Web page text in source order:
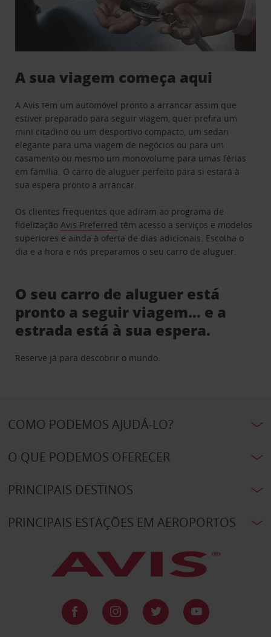
A sua viagem começa aqui
A Avis tem um automóvel pronto a arrancar assim que
estiver preparado para seguir viagem, quer prefira um
mini citadino ou um desportivo compacto, um sedan
elegante para uma viagem de negócios ou para um
casamento ou mesmo um monovolume para umas férias
em família. O carro de aluguer perfeito para si estará à
sua espera pronto a arrancar.
Os clientes frequentes que adiram ao programa de
fidelizaçãoAvis Preferred têm acesso a serviços e modelos
superiores e ainda à oferta de dias adicionais. Escolha o
dia e a hora e nós preparamos o seu carro de aluguer.
O seu carro de aluguer está
pronto a seguir viagem… e a
estrada está à sua espera.
Reserve já para descobrir o mundo.
COMO PODEMOS AJUDÁ-LO?
O QUE PODEMOS OFERECER
PRINCIPAIS DESTINOS
PRINCIPAIS ESTAÇÕES EM AEROPORTOS